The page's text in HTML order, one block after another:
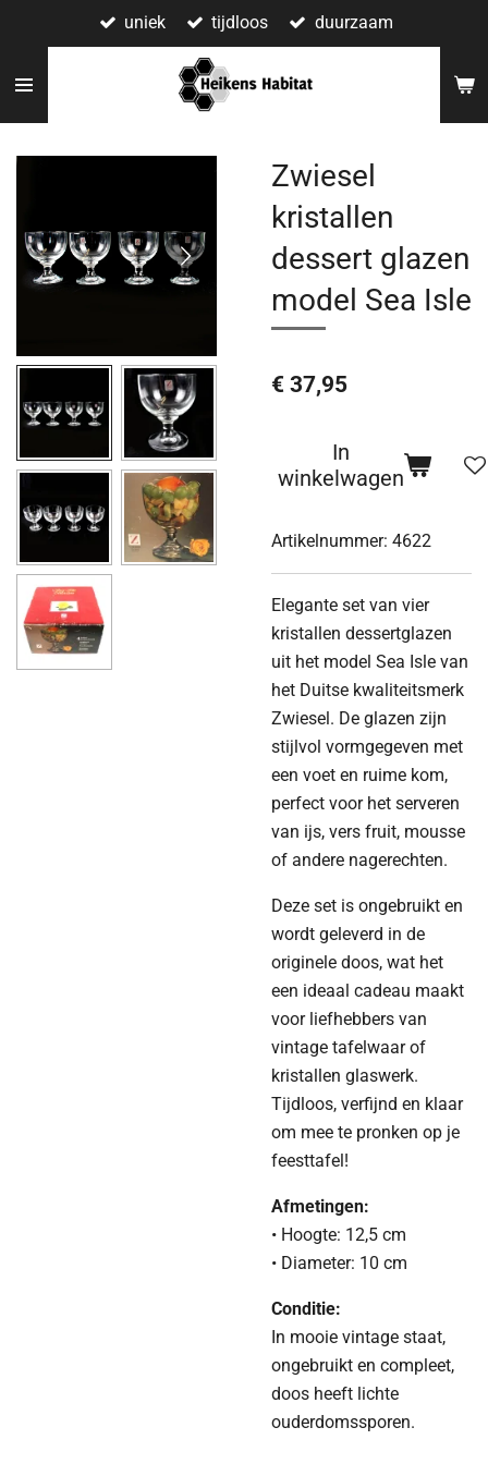
direct
naar
uniek tijdloos duurzaam
Zwiesel
kristallen
dessert glazen
model Sea Isle
€ 37,95
In
winkelwagen
Artikelnummer: 4622
Elegante set van vier
kristallen dessertglazen
uit het model Sea Isle van
het Duitse kwaliteitsmerk
Zwiesel. De glazen zijn
stijlvol vormgegeven met
een voet en ruime kom,
perfect voor het serveren
van ijs, vers fruit, mousse
of andere nagerechten.
Deze set is ongebruikt en
wordt geleverd in de
originele doos, wat het
een ideaal cadeau maakt
voor liefhebbers van
vintage tafelwaar of
kristallen glaswerk.
Tijdloos, verfijnd en klaar
om mee te pronken op je
feesttafel!
Afmetingen:
• Hoogte: 12,5 cm
• Diameter: 10 cm
Conditie:
In mooie vintage staat,
ongebruikt en compleet,
doos heeft lichte
ouderdomssporen.